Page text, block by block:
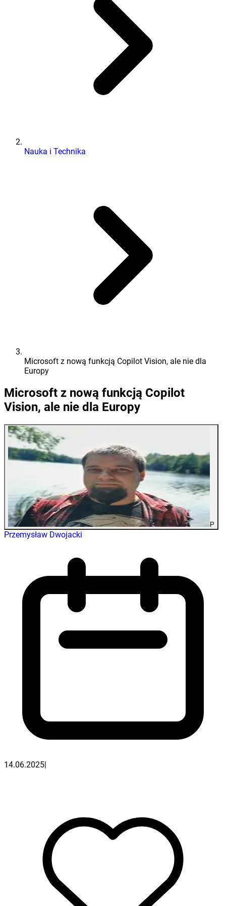
Nauka i Technika
Microsoft z nową funkcją Copilot Vision, ale nie dla
Europy
Microsoft z nową funkcją Copilot
Vision, ale nie dla Europy
P
Przemysław Dwojacki
14.06.2025|